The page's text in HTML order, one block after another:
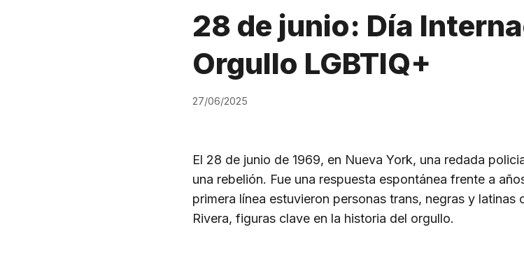
28 de junio: Día
Orgullo LGBTIQ+
27/06/2025
El 28 de junio de 1969, en Nueva York, una redada
una rebelión. Fue una respuesta espontánea frente a
primera línea estuvieron personas trans, negras y latinas
Rivera, figuras clave en la historia del orgullo.